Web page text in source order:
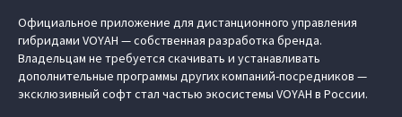
Официальное приложение для дистанционного управления
гибридами VOYAH — собственная разработка бренда.
Владельцам не требуется скачивать и устанавливать
дополнительные программы других компаний-посредников —
эксклюзивный софт стал частью экосистемы VOYAH в России.